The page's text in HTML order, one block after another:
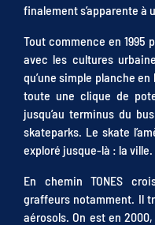
finalement s’apparente à
Tout commence en 1995
avec les cultures
qu’une simple planche
toute une clique de
jusqu’au terminus du
skateparks. Le skate
exploré jusque-là : la ville.
En chemin TONES
graffeurs notamment. Il
aérosols. On est en